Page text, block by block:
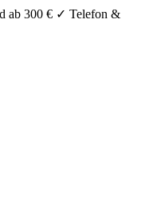
ab 300 € ✓ Telefon &